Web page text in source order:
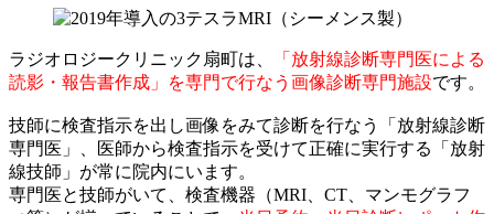
ラジオロジークリニック扇町は、
「放射線診断専門医による
読影・報告書作成」を専門で行なう画像診断専門施設です。
技師に検査指示を出し画像をみて診断を行なう「放射線診断
専門医」、医師から検査指示を受けて正確に実行する「放射
線技師」が常に院内にいます。
専門医と技師がいて、検査機器（MRI、CT、マンモグラフ